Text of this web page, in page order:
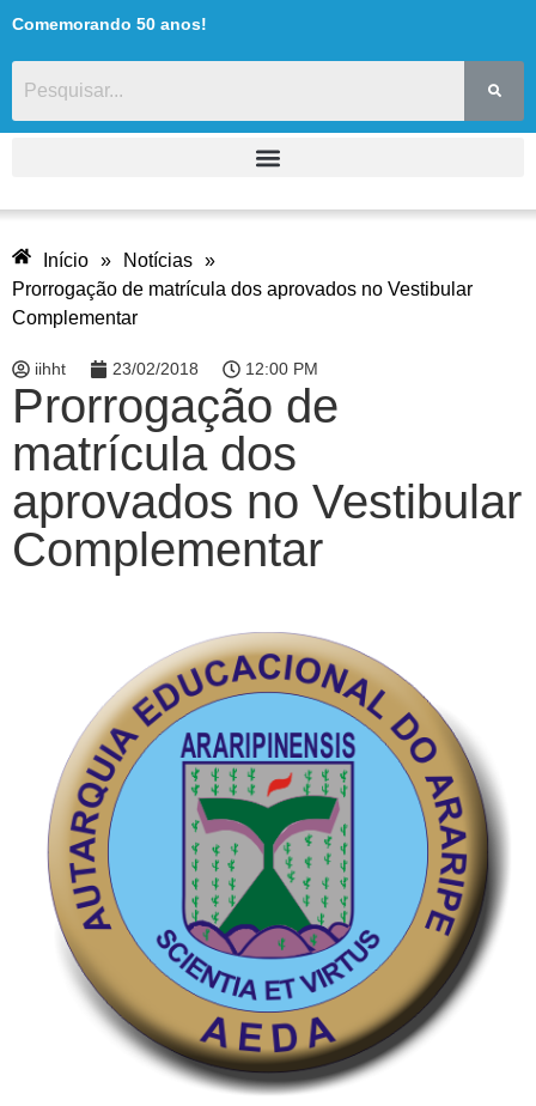
Comemorando 50 anos!
Início » Notícias »
Prorrogação de matrícula dos aprovados no Vestibular
Complementar
iihht 23/02/2018 12:00 PM
Prorrogação de
matrícula dos
aprovados no Vestibular
Complementar